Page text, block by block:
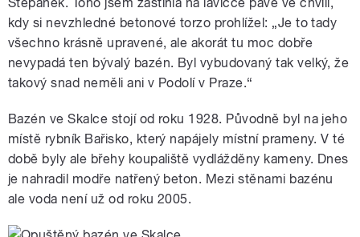
pause
Natáčela Barbora
kdy si nevzhledné betonové torzo prohlížel: „Je to tady
všechno krásně upravené, ale akorát tu moc dobře
nevypadá ten bývalý bazén. Byl vybudovaný tak velký, že
takový snad neměli ani v Podolí v Praze.“
Bazén ve Skalce stojí od roku 1928. Původně byl na jeho
místě rybník Bařisko, který napájely místní prameny. V té
době byly ale břehy koupaliště vydlážděny kameny. Dnes
je nahradil modře natřený beton. Mezi stěnami bazénu
ale voda není už od roku 2005.